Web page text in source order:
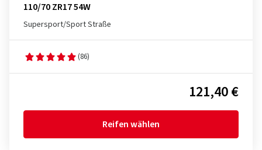
110/70 ZR17 54W
Supersport/Sport Straße
(86)
121,40 €
Reifen wählen